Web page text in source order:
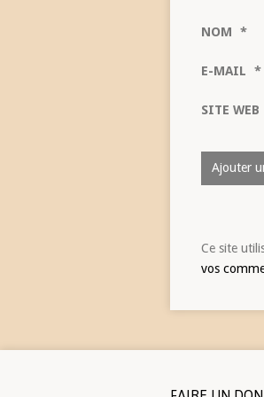
NOM *
E-MAIL *
SITE WEB
Ce site
vos